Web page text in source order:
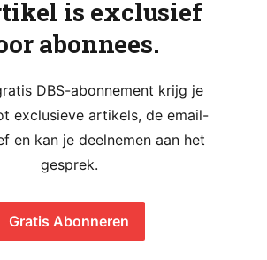
is exclusief
abonnees.
DBS-abonnement krijg je
exclusieve artikels, de email-
en kan je deelnemen aan het
gesprek.
Gratis Abonneren